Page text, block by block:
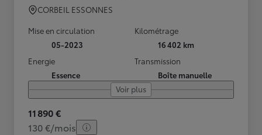
CORBEIL ESSONNES
Mise en circulation
05-2023
Kilométrage
16 402 km
Energie
Essence
Transmission
Boîte manuelle
Voir plus
11 890 €
130 €/mois